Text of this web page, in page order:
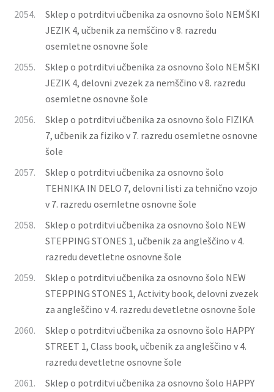
2054.
Sklep o potrditvi učbenika za osnovno šolo NEMŠKI
JEZIK 4, učbenik za nemščino v 8. razredu
osemletne osnovne šole
2055.
Sklep o potrditvi učbenika za osnovno šolo NEMŠKI
JEZIK 4, delovni zvezek za nemščino v 8. razredu
osemletne osnovne šole
2056.
Sklep o potrditvi učbenika za osnovno šolo FIZIKA
7, učbenik za fiziko v 7. razredu osemletne osnovne
šole
2057.
Sklep o potrditvi učbenika za osnovno šolo
TEHNIKA IN DELO 7, delovni listi za tehnično vzojo
v 7. razredu osemletne osnovne šole
2058.
Sklep o potrditvi učbenika za osnovno šolo NEW
STEPPING STONES 1, učbenik za angleščino v 4.
razredu devetletne osnovne šole
2059.
Sklep o potrditvi učbenika za osnovno šolo NEW
STEPPING STONES 1, Activity book, delovni zvezek
za angleščino v 4. razredu devetletne osnovne šole
2060.
Sklep o potrditvi učbenika za osnovno šolo HAPPY
STREET 1, Class book, učbenik za angleščino v 4.
razredu devetletne osnovne šole
2061.
Sklep o potrditvi učbenika za osnovno šolo HAPPY